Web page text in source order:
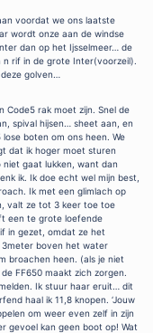
voordat we ons laatste
wordt onze aan de windse
dan op het Ijsselmeer… de
n rif in de grote Inter(voorzeil).
golven…
Code5 rak moet zijn. Snel de
spival hijsen… sheet aan, en
boten om ons heen. We
dat ik hoger moet sturen
gaat lukken, want dan
ik. Ik doe echt wel mijn best,
Ik met een glimlach op
valt ze tot 3 keer toe toe
een te grote loefende
in gezet, omdat ze het
boven het water
broachen heen. (als je niet
FF650 maakt zich zorgen.
Ik stuur haar eruit… dit
haal ik 11,8 knopen. ‘Jouw
om weer even zelf in zijn
gevoel kan geen boot op! Wat